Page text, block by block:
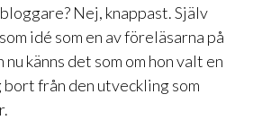
Nej, knappast. Själv
idé som en av föreläsarna på
känns det som om hon valt en
bort från den utveckling som